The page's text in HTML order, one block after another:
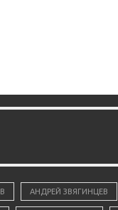
АНДРЕЙ ЗВЯГИНЦЕВ